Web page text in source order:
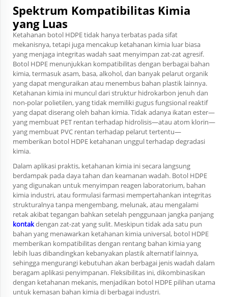
Spektrum Kompatibilitas Kimia
yang Luas
Ketahanan botol HDPE tidak hanya terbatas pada sifat
mekanisnya, tetapi juga mencakup ketahanan kimia luar biasa
yang menjaga integritas wadah saat menyimpan zat-zat agresif.
Botol HDPE menunjukkan kompatibilitas dengan berbagai bahan
kimia, termasuk asam, basa, alkohol, dan banyak pelarut organik
yang dapat menguraikan atau menembus bahan plastik lainnya.
Ketahanan kimia ini muncul dari struktur hidrokarbon jenuh dan
non-polar polietilen, yang tidak memiliki gugus fungsional reaktif
yang dapat diserang oleh bahan kimia. Tidak adanya ikatan ester—
yang membuat PET rentan terhadap hidrolisis—atau atom klorin—
yang membuat PVC rentan terhadap pelarut tertentu—
memberikan botol HDPE ketahanan unggul terhadap degradasi
kimia.
Dalam aplikasi praktis, ketahanan kimia ini secara langsung
berdampak pada daya tahan dan keamanan wadah. Botol HDPE
yang digunakan untuk menyimpan reagen laboratorium, bahan
kimia industri, atau formulasi farmasi mempertahankan integritas
strukturalnya tanpa mengembang, melunak, atau mengalami
retak akibat tegangan bahkan setelah penggunaan jangka panjang
kontakdengan zat-zat yang sulit. Meskipun tidak ada satu pun
bahan yang menawarkan ketahanan kimia universal, botol HDPE
memberikan kompatibilitas dengan rentang bahan kimia yang
lebih luas dibandingkan kebanyakan plastik alternatif lainnya,
sehingga mengurangi kebutuhan akan berbagai jenis wadah dalam
beragam aplikasi penyimpanan. Fleksibilitas ini, dikombinasikan
dengan ketahanan mekanis, menjadikan botol HDPE pilihan utama
untuk kemasan bahan kimia di berbagai industri.